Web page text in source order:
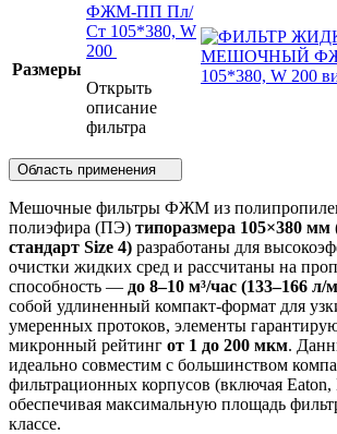
Размеры
ФЖМ-ПП Пл/
Ст 105*380, W
200
Открыть
описание
фильтра
Область применения
Мешочные фильтры ФЖМ из
полиэфира (ПЭ) типоразмера 105×380
стандарт Size 4) разработаны для
очистки жидких сред и рассчитаны на
способность — до 8–10 м³/час (133–166 л/
собой удлиненный компакт-формат для
умеренных протоков, элементы
микронный рейтинг от 1 до 200 мкм.
идеально совместим с большинством
фильтрационных корпусов (включая Eaton,
обеспечивая максимальную площадь
классе.